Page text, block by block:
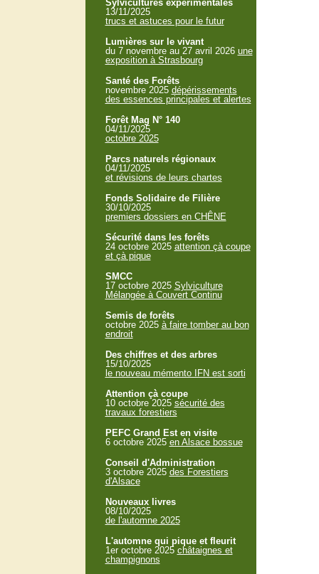
Sylvicultures expérimentales
13/11/2025
trucs et astuces pour le futur
Lumières sur le vivant
du 7 novembre au 27 avril 2026 une
exposition à Strasbourg
Santé des Forêts
novembre 2025 dépérissements
des essences principales et alertes
Forêt Mag N° 140
04/11/2025
octobre 2025
Parcs naturels régionaux
04/11/2025
et révisions de leurs chartes
Fonds Solidaire de Filière
30/10/2025
premiers dossiers en CHÊNE
Sécurité dans les forêts
24 octobre 2025 attention çà coupe
et çà pique
SMCC
17 octobre 2025 Sylviculture
Mélangée à Couvert Continu
Semis de forêts
octobre 2025 à faire tomber au bon
endroit
Des chiffres et des arbres
15/10/2025
le nouveau mémento IFN est sorti
Attention çà coupe
10 octobre 2025 sécurité des
travaux forestiers
PEFC Grand Est en visite
6 octobre 2025 en Alsace bossue
Conseil d'Administration
3 octobre 2025 des Forestiers
d'Alsace
Nouveaux livres
08/10/2025
de l'automne 2025
L'automne qui pique et fleurit
1er octobre 2025 châtaignes et
champignons